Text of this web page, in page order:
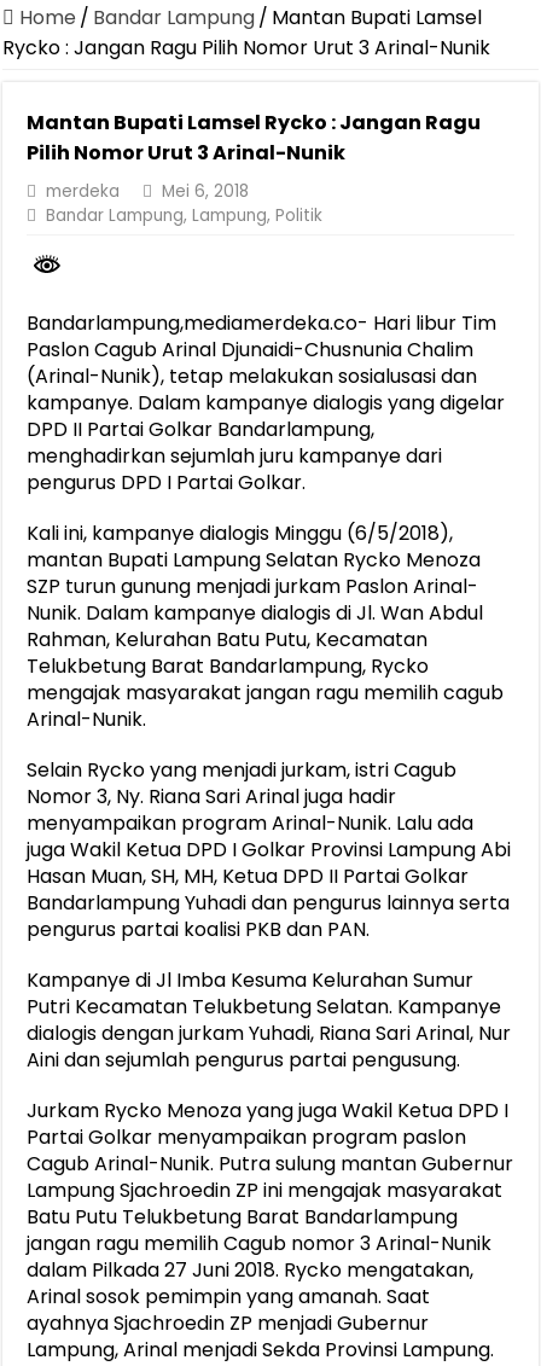
Pastikan Pelayanan Maksimal, Direksi Jasa Raharja Tinjau Korban
Jasa Raharja Jamin Seluruh Korban Kebakaran KM Mutiara
Gubernur Mirza Ajak IAI Darul Fattah Cetak SDM Adaptif
Purnama Wulan Sari Mirza Buka SiSeSa Roadshow Lampung
Berkontribusi terhadap Keselamatan dan Mobilitas Masyarakat,
Home / Bandar Lampung/ Mantan Bupati Lamsel
Rycko : Jangan Ragu Pilih Nomor Urut 3 Arinal-Nunik
Mantan Bupati Lamsel Rycko : Jangan Ragu
Pilih Nomor Urut 3 Arinal-Nunik
merdeka
Mei 6, 2018
Bandar Lampung,Lampung,Politik
Bandarlampung,mediamerdeka.co- Hari libur Tim
Paslon Cagub Arinal Djunaidi-Chusnunia Chalim
(Arinal-Nunik), tetap melakukan sosialusasi dan
kampanye. Dalam kampanye dialogis yang digelar
DPD II Partai Golkar Bandarlampung,
menghadirkan sejumlah juru kampanye dari
pengurus DPD I Partai Golkar.
Kali ini, kampanye dialogis Minggu (6/5/2018),
mantan Bupati Lampung Selatan Rycko Menoza
SZP turun gunung menjadi jurkam Paslon Arinal-
Nunik. Dalam kampanye dialogis di Jl. Wan Abdul
Rahman, Kelurahan Batu Putu, Kecamatan
Telukbetung Barat Bandarlampung, Rycko
mengajak masyarakat jangan ragu memilih cagub
Arinal-Nunik.
Selain Rycko yang menjadi jurkam, istri Cagub
Nomor 3, Ny. Riana Sari Arinal juga hadir
menyampaikan program Arinal-Nunik. Lalu ada
juga Wakil Ketua DPD I Golkar Provinsi Lampung Abi
Hasan Muan, SH, MH, Ketua DPD II Partai Golkar
Bandarlampung Yuhadi dan pengurus lainnya serta
pengurus partai koalisi PKB dan PAN.
Kampanye di Jl Imba Kesuma Kelurahan Sumur
Putri Kecamatan Telukbetung Selatan. Kampanye
dialogis dengan jurkam Yuhadi, Riana Sari Arinal, Nur
Aini dan sejumlah pengurus partai pengusung.
Jurkam Rycko Menoza yang juga Wakil Ketua DPD I
Partai Golkar menyampaikan program paslon
Cagub Arinal-Nunik. Putra sulung mantan Gubernur
Lampung Sjachroedin ZP ini mengajak masyarakat
Batu Putu Telukbetung Barat Bandarlampung
jangan ragu memilih Cagub nomor 3 Arinal-Nunik
dalam Pilkada 27 Juni 2018. Rycko mengatakan,
Arinal sosok pemimpin yang amanah. Saat
ayahnya Sjachroedin ZP menjadi Gubernur
Lampung, Arinal menjadi Sekda Provinsi Lampung.